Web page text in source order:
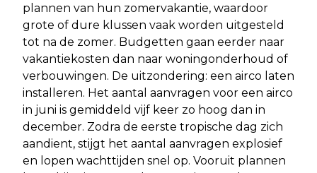
plannen van hun zomervakantie, waardoor
grote of dure klussen vaak worden uitgesteld
tot na de zomer. Budgetten gaan eerder naar
vakantiekosten dan naar woningonderhoud of
verbouwingen. De uitzondering: een airco laten
installeren. Het aantal aanvragen voor een airco
in juni is gemiddeld vijf keer zo hoog dan in
december. Zodra de eerste tropische dag zich
aandient, stijgt het aantal aanvragen explosief
en lopen wachttijden snel op. Vooruit plannen